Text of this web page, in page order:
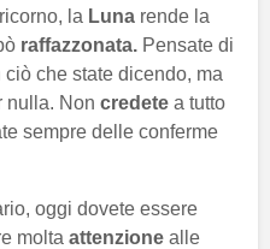
la Luna rende la
raffazzonata. Pensate di
che state dicendo, ma
nulla. Non credete a tutto
sempre delle conferme
oggi dovete essere
molta attenzione alle